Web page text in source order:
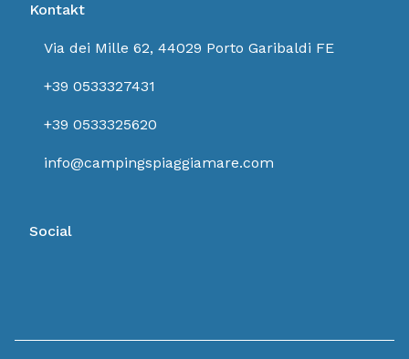
Kontakt
Via dei Mille 62, 44029 Porto Garibaldi FE
+39 0533327431
+39 0533325620
info@campingspiaggiamare.com
Social